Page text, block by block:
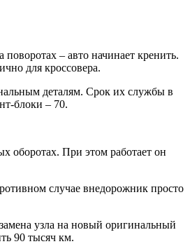
– авто начинает кренить.
для кроссовера.
деталям. Срок их службы в
блоки – 70.
оборотах. При этом работает он
случае внедорожник просто
узла на новый оригинальный
90 тысяч км.